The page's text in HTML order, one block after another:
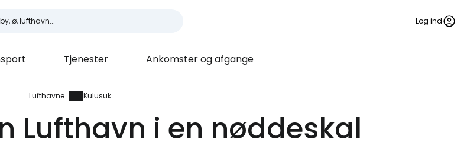
Log ind
Tjenester Ankomster og afgange
Lufthavne Kulusuk
Lufthavn i en nøddeskal